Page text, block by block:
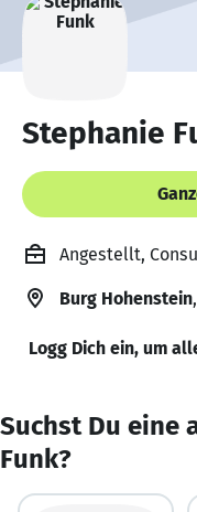
Stephanie
Angestellt,
Burg Hohenstein
Logg Dich ein, um
Suchst Du eine
Funk?